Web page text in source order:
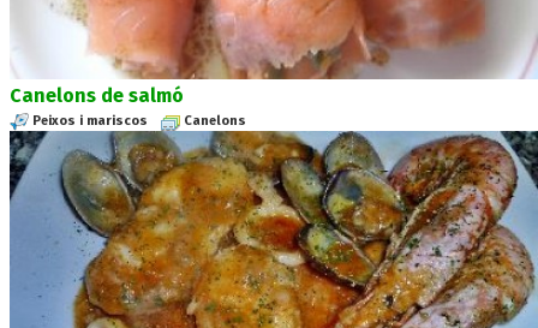
Canelons de salmó
Peixos i mariscos Canelons